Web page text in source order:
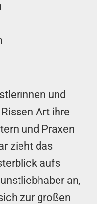
und
Art ihre
und Praxen
zieht das
aufs
an,
zur großen